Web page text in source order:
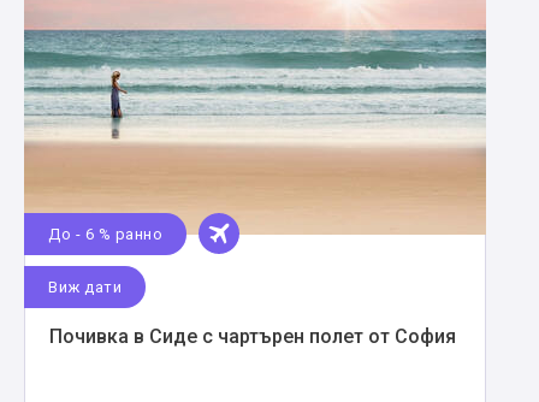
До - 6 % ранно
Виж дати
Почивка в Сиде с чартърен полет от София